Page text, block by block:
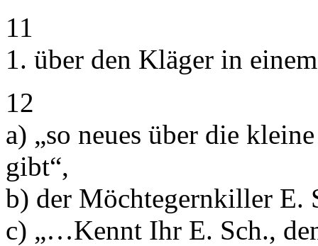
11
1. über den Kläger in
12
a) „so neues über die
gibt“,
b) der Möchtegernkiller E.
c) „…Kennt Ihr E. Sch.,